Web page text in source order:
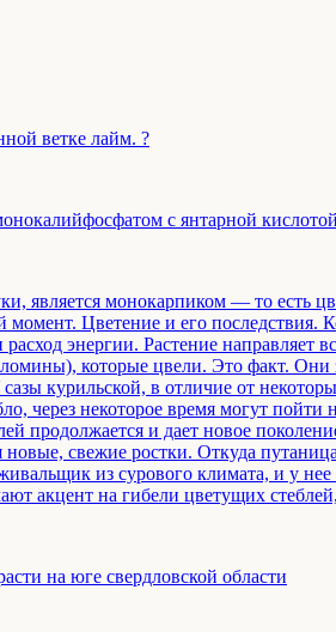
ветке лайм. ?
с янтарной
является монокарпиком — то есть
Цветение и его
энергии. Растение направляет
которые цвели. Это факт.
курильской, в отличие от
через некоторое время могут
продолжается и дает новое
новые, свежие ростки. Откуда
из сурового климата, и у
акцент на гибели цветущих
на юге свердловской области